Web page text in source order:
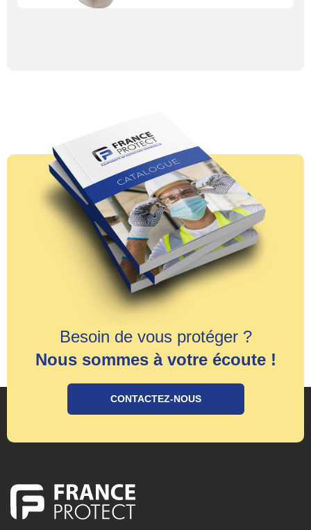
Besoin de vous protéger ?
Nous sommes à votre écoute !
CONTACTEZ-NOUS